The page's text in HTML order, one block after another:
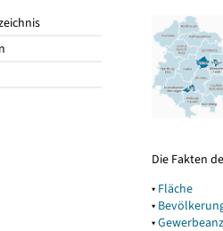
Die Fakten
▾ Fläche
▾
▾